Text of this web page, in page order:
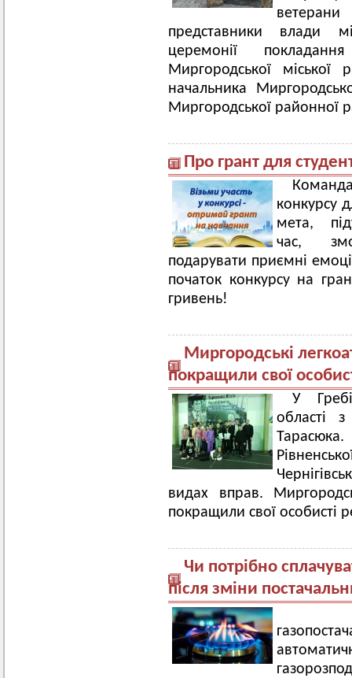
представники влади
церемонії
Миргородської міської
начальника
Миргородської районної
Про грант для
конкурсу
мета,
час,
подарувати приємні
початок конкурсу на
гривень!
Миргородські
покращили свої
У
області
видах вправ.
покращили свої особисті
Чи потрібно
після зміни